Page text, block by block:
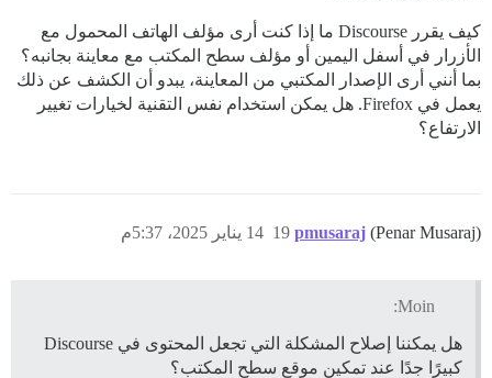
كيف يقرر Discourse ما إذا كنت أرى مؤلف الهاتف المحمول مع
الأزرار في أسفل اليمين أو مؤلف سطح المكتب مع معاينة بجانبه؟
بما أنني أرى الإصدار المكتبي من المعاينة، يبدو أن الكشف عن ذلك
يعمل في Firefox. هل يمكن استخدام نفس التقنية لخيارات تغيير
الارتفاع؟
pmusaraj (Penar Musaraj) 14 يناير 2025، 5:37م 19
Moin:
هل يمكننا إصلاح المشكلة التي تجعل المحتوى في Discourse
كبيرًا جدًا عند تمكين موقع سطح المكتب؟